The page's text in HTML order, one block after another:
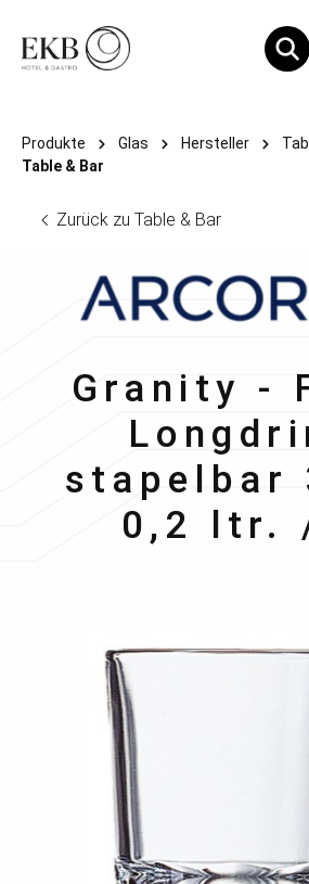
Produkte Glas Hersteller
Table & Bar
Zurück zu Table & Bar
Arcoroc
Granity -
stapelbar
0,2 ltr.